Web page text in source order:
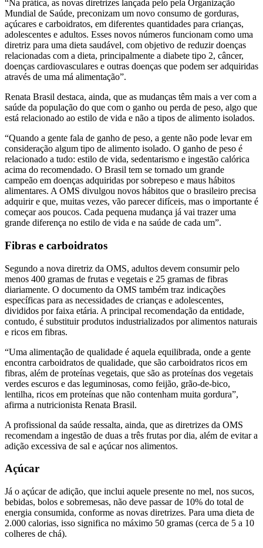
“Na prática, as novas diretrizes lançada pelo pela Organização
Mundial de Saúde, preconizam um novo consumo de gorduras,
açúcares e carboidratos, em diferentes quantidades para crianças,
adolescentes e adultos. Esses novos números funcionam como uma
diretriz para uma dieta saudável, com objetivo de reduzir doenças
relacionadas com a dieta, principalmente a diabete tipo 2, câncer,
doenças cardiovasculares e outras doenças que podem ser adquiridas
através de uma má alimentação”.
Renata Brasil destaca, ainda, que as mudanças têm mais a ver com a
saúde da população do que com o ganho ou perda de peso, algo que
está relacionado ao estilo de vida e não a tipos de alimento isolados.
“Quando a gente fala de ganho de peso, a gente não pode levar em
consideração algum tipo de alimento isolado. O ganho de peso é
relacionado a tudo: estilo de vida, sedentarismo e ingestão calórica
acima do recomendado. O Brasil tem se tornado um grande
campeão em doenças adquiridas por sobrepeso e maus hábitos
alimentares. A OMS divulgou novos hábitos que o brasileiro precisa
adquirir e que, muitas vezes, vão parecer difíceis, mas o importante é
começar aos poucos. Cada pequena mudança já vai trazer uma
grande diferença no estilo de vida e na saúde de cada um”.
Fibras e carboidratos
Segundo a nova diretriz da OMS, adultos devem consumir pelo
menos 400 gramas de frutas e vegetais e 25 gramas de fibras
diariamente. O documento da OMS também traz indicações
específicas para as necessidades de crianças e adolescentes,
divididos por faixa etária. A principal recomendação da entidade,
contudo, é substituir produtos industrializados por alimentos naturais
e ricos em fibras.
“Uma alimentação de qualidade é aquela equilibrada, onde a gente
encontra carboidratos de qualidade, que são carboidratos ricos em
fibras, além de proteínas vegetais, que são as proteínas dos vegetais
verdes escuros e das leguminosas, como feijão, grão-de-bico,
lentilha, ricos em proteínas que não contenham muita gordura”,
afirma a nutricionista Renata Brasil.
A profissional da saúde ressalta, ainda, que as diretrizes da OMS
recomendam a ingestão de duas a três frutas por dia, além de evitar a
adição excessiva de sal e açúcar nos alimentos.
Açúcar
Já o açúcar de adição, que inclui aquele presente no mel, nos sucos,
bebidas, bolos e sobremesas, não deve passar de 10% do total de
energia consumida, conforme as novas diretrizes. Para uma dieta de
2.000 calorias, isso significa no máximo 50 gramas (cerca de 5 a 10
colheres de chá).